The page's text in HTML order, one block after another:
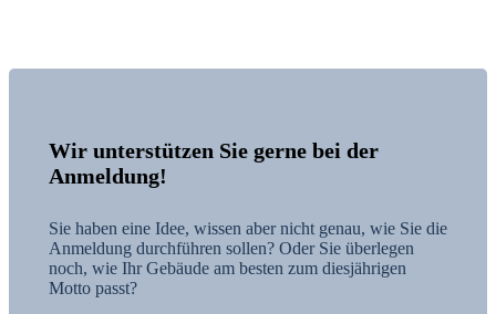
Wir unterstützen Sie gerne bei der
Anmeldung!
Sie haben eine Idee, wissen aber nicht genau, wie Sie die
Anmeldung durchführen sollen? Oder Sie überlegen
noch, wie Ihr Gebäude am besten zum diesjährigen
Motto passt?